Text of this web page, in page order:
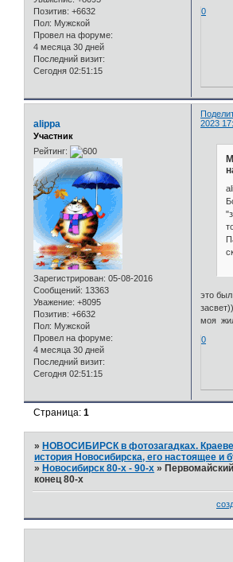
Позитив: +6632
Пол: Мужской
Провел на форуме:
4 месяца 30 дней
Последний визит:
Сегодня 02:51:15
0
2023
alippa
Участник
Рейтинг:
Зарегистрирован: 05-08-2016
Сообщений: 13363
Уважение: +8095
Позитив: +6632
Пол: Мужской
Провел на форуме:
4 месяца 30 дней
Последний визит:
Сегодня 02:51:15
это
моя
0
Страница:1
»НОВОСИБИРСК в фотозагадках.
история Новосибирска, его настоящее и
»Новосибирск 80-х - 90-х »
конец 80-х